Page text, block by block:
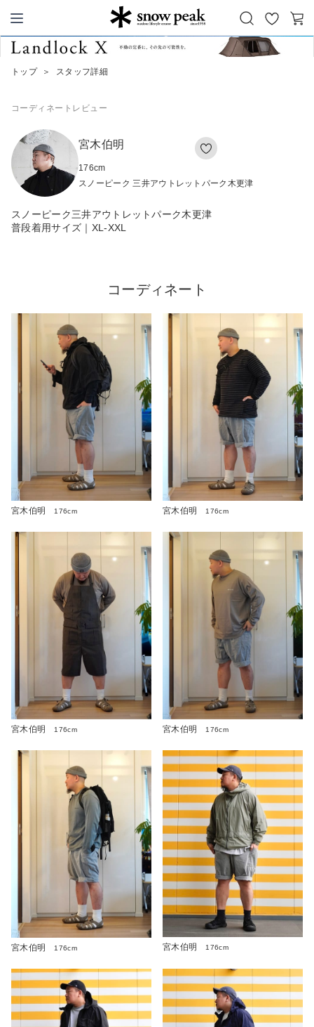
Snow Peak
お
気
カ
トップ ＞ スタッフ詳細
コーディネート レビュー
宮木伯明
176cm
スノーピーク 三井アウトレットパーク木更津
スノーピーク三井アウトレットパーク木更津
普段着用サイズ｜XL-XXL
コーディネート
宮木伯明 176cm 宮木伯明 176cm
宮木伯明 176cm 宮木伯明 176cm
宮木伯明 176cm 宮木伯明 176cm